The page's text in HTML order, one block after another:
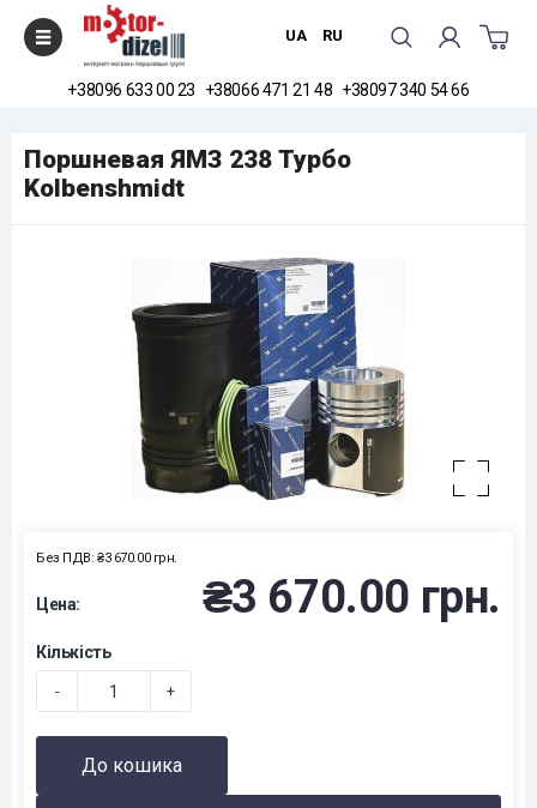
UA RU
+38096 633 00 23 +38066 471 21 48 +38097 340 54 66
Поршневая ЯМЗ 238 Турбо Kolbenshmidt
Поршневая ЯМЗ 238 Турбо
Kolbenshmidt
Цена: ₴3 670.00 грн.
Без ПДВ: ₴3 670.00 грн.
Кількість
- +
До кошика